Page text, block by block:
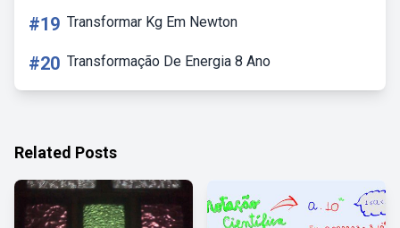
#19 Transformar Kg Em Newton
#20 Transformação De Energia 8 Ano
Related Posts